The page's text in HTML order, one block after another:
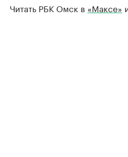
Читать РБК Омск в «Максе»